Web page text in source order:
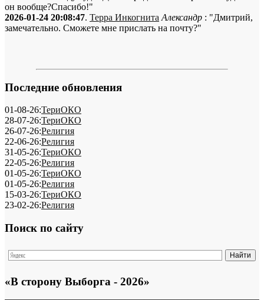
он вообще?Спасибо!"
2026-01-24 20:08:47. Терра Инкогнита Александр : "Дмитрий,
замечательно. Сможете мне прислать на почту?"
Последние обновления
01-08-26:ТериОКО
28-07-26:ТериОКО
26-07-26:Религия
22-06-26:Религия
31-05-26:ТериОКО
22-05-26:Религия
01-05-26:ТериОКО
01-05-26:Религия
15-03-26:ТериОКО
23-02-26:Религия
Поиск по сайту
«В сторону Выборга - 2026»